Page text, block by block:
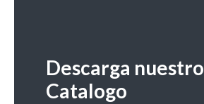
Descarga nuestro
Catalogo